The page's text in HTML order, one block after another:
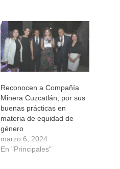
una
ventana
nueva)
Reconocen a Compañía
Minera Cuzcatlán, por sus
buenas prácticas en
materia de equidad de
género
marzo 6, 2024
En "Principales"